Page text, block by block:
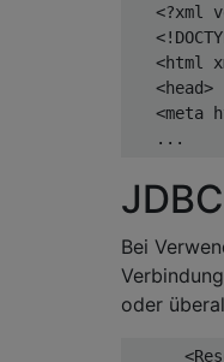
<?xml
<html
<head>
<meta
   ...
Bei
oder